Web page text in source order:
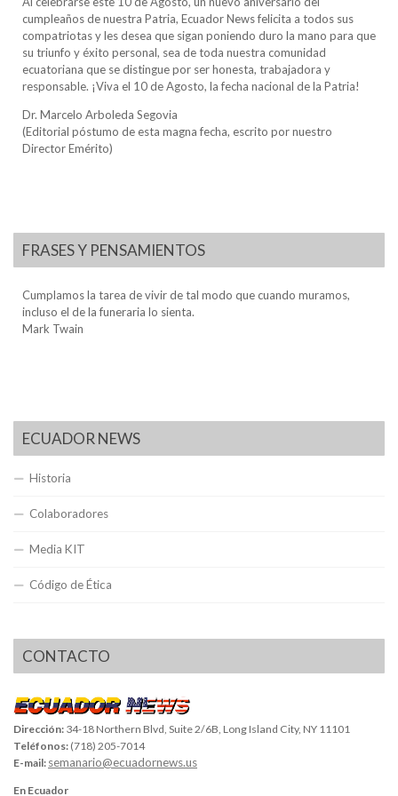
cumpleaños de nuestra Patria, Ecuador News felicita a todos sus
compatriotas y les desea que sigan poniendo duro la mano para que
su triunfo y éxito personal, sea de toda nuestra comunidad
ecuatoriana que se distingue por ser honesta, trabajadora y
responsable. ¡Viva el 10 de Agosto, la fecha nacional de la Patria!
Dr. Marcelo Arboleda Segovia
(Editorial póstumo de esta magna fecha, escrito por nuestro
Director Emérito)
FRASES Y PENSAMIENTOS
Cumplamos la tarea de vivir de tal modo que cuando muramos,
incluso el de la funeraria lo sienta.
Mark Twain
ECUADOR NEWS
Historia
Colaboradores
Media KIT
Código de Ética
CONTACTO
Dirección: 34-18 Northern Blvd, Suite 2/6B, Long Island City, NY 11101
Teléfonos: (718) 205-7014
E-mail: semanario@ecuadornews.us
En Ecuador